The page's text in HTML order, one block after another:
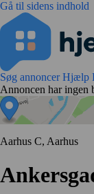
Gå til sidens indhold
Søg annoncerHjælp
Annoncen har ingen
Aarhus C, Aarhus